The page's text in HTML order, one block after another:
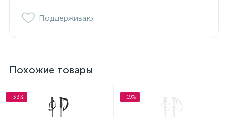
Поддерживаю
Похожие товары
-33% -19%